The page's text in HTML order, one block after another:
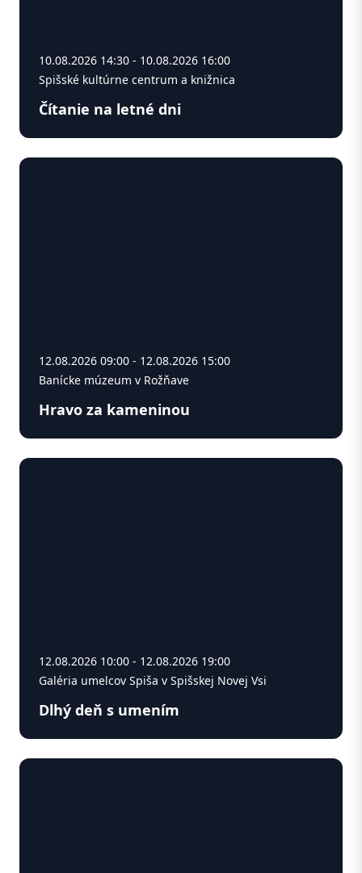
10.08.2026 14:30 - 10.08.2026 16:00
Spišské kultúrne centrum a knižnica
Čítanie na letné dni
12.08.2026 09:00 - 12.08.2026 15:00
Banícke múzeum v Rožňave
Hravo za kameninou
12.08.2026 10:00 - 12.08.2026 19:00
Galéria umelcov Spiša v Spišskej Novej Vsi
Dlhý deň s umením